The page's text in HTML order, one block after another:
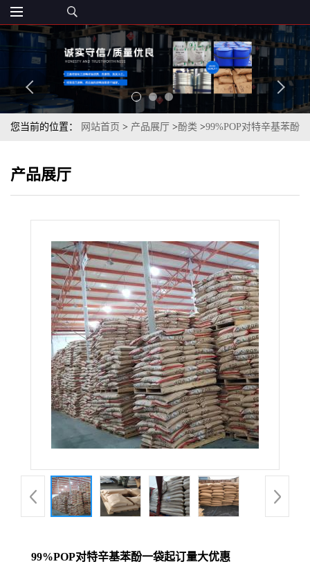
您当前的位置： 网站首页 > 产品展厅 >酚类 >99%POP对特辛基苯酚
产品展厅
99%POP对特辛基苯酚一袋起订量大优惠